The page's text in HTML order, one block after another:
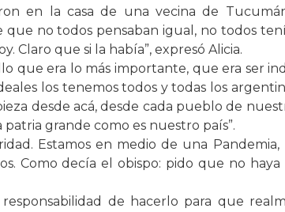
en la casa de una vecina de
no todos pensaban igual, no todos
Claro que si la había”, expresó Alicia.
que era lo más importante, que era ser
los tenemos todos y todas los
desde acá, desde cada pueblo de
patria grande como es nuestro país”.
Estamos en medio de una
Como decía el obispo: pido que no haya
de hacerlo para que